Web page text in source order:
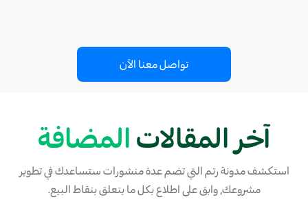
تواصل معنا الآن
آخر المقالات المضافة
استكشف مدونة رتم التي تضم عدة منشورات ستساعدك في تطوير
مشروعك, وابق على اطلاع بكل ما يتعلق بنقاط البيع.